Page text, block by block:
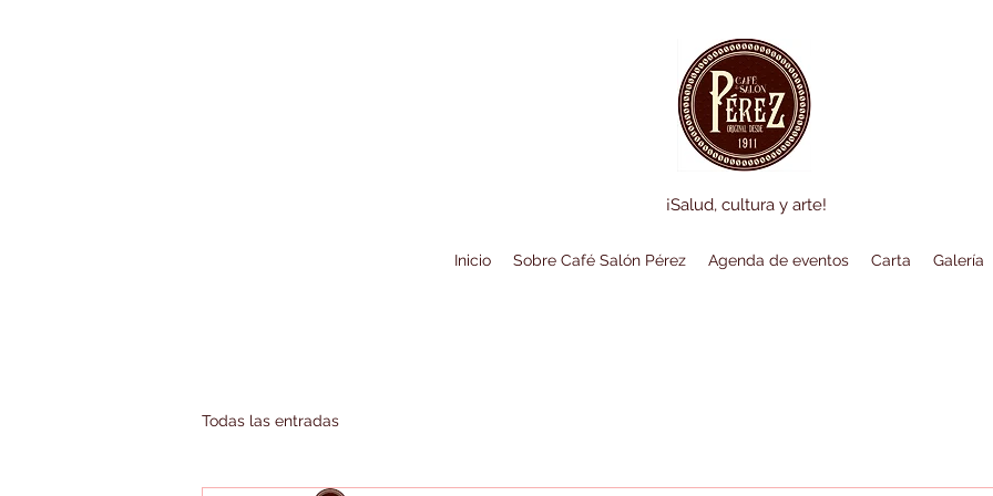
¡Salud, cultura y arte!
Inicio Sobre Café Salón Pérez Agenda de eventos Carta Galería
Todas las entradas